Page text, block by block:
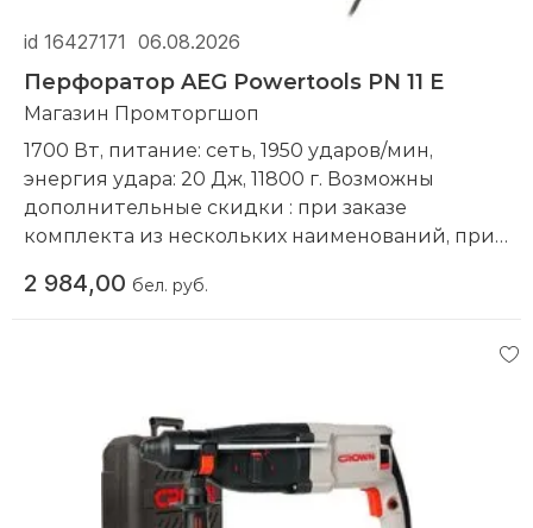
id 16427171 06.08.2026
Перфоратор AEG Powertools PN 11 E
Магазин Промторгшоп
1700 Вт, питание: сеть, 1950 ударов/мин,
энергия удара: 20 Дж, 11800 г. Возможны
дополнительные скидки : при заказе
комплекта из нескольких наименований, при
Компания производитель:
2 984,00 бел. руб.